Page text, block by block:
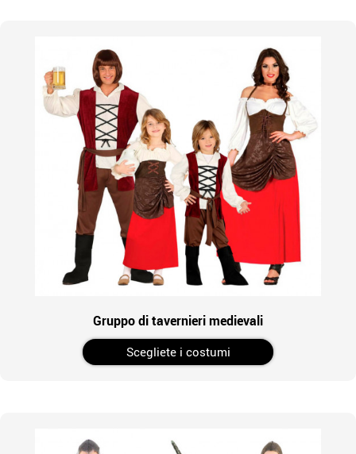
Gruppo di tavernieri medievali
Scegliete i costumi